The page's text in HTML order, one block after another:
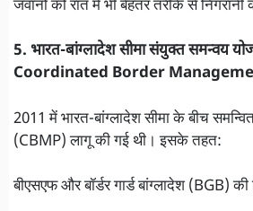
जवानों को रात में भी बेहतर तरीके से
5. भारत-बांग्लादेश सीमा संयुक्त समन्वय
Coordinated Border
2011 में भारत-बांग्लादेश सीमा के बीच
(CBMP) लागू की गई थी। इसके तहत:
बीएसएफ और बॉर्डर गार्ड बांग्लादेश (BGB)